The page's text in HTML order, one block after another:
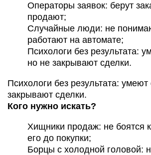
Операторы заявок: берут
продают;
Случайные люди: не
работают на автомате;
Психологи без результата:
но не закрывают сделки.
Психологи без результата:
закрывают сделки.
Кого нужно искать?
Хищники продаж: не боятся
его до покупки;
Борцы с холодной головой: